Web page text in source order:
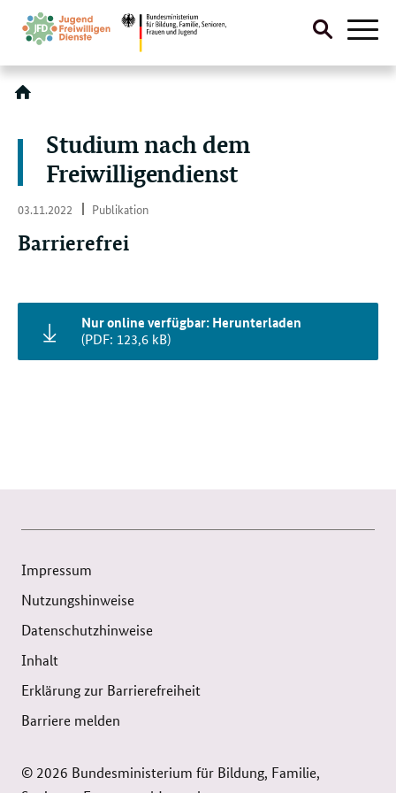
Direktlink:
Suche
Studium nach dem
Freiwilligendienst
03.11.2022 03.
2022
Publikation
Barrierefrei
Nur online verfügbar: Herunterladen
(PDF: 123,6 kB)
© 2026 Bundesministerium für Bildung, Familie,
Impressum
Nutzungshinweise
Datenschutzhinweise
Inhalt
Erklärung zur Barrierefreiheit
Barriere melden